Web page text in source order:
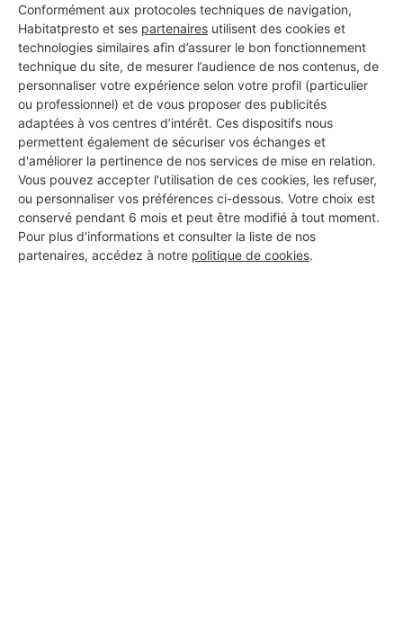
Conformément aux protocoles techniques de navigation,
Habitatpresto et ses partenaires utilisent des cookies et
technologies similaires afin d’assurer le bon fonctionnement
technique du site, de mesurer l’audience de nos contenus, de
personnaliser votre expérience selon votre profil (particulier
ou professionnel) et de vous proposer des publicités
adaptées à vos centres d’intérêt. Ces dispositifs nous
permettent également de sécuriser vos échanges et
d'améliorer la pertinence de nos services de mise en relation.
Vous pouvez accepter l'utilisation de ces cookies, les refuser,
ou personnaliser vos préférences ci-dessous. Votre choix est
conservé pendant 6 mois et peut être modifié à tout moment.
Pour plus d'informations et consulter la liste de nos
partenaires, accédez à notre politique de cookies.
choisir ? Demandez des devis travauxauprès de notre réseau de 5 000
professionnels partout en France.
DEMANDER UN DEVIS